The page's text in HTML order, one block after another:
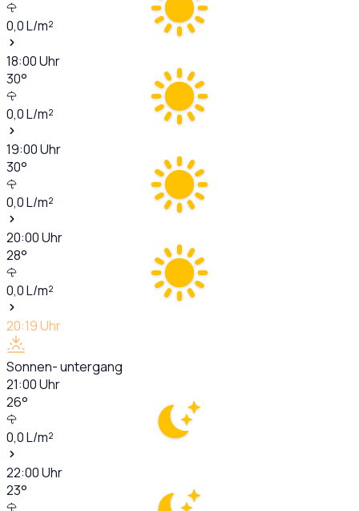
0,0L/m²
18:00Uhr
30°
0,0L/m²
19:00Uhr
30°
0,0L/m²
20:00Uhr
28°
0,0L/m²
20:19Uhr
Sonnen- untergang
21:00Uhr
26°
0,0L/m²
22:00Uhr
23°